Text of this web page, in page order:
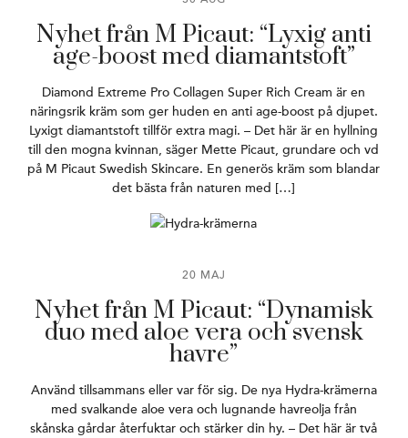
Nyhet från M Picaut: “Lyxig anti
age-boost med diamantstoft”
Diamond Extreme Pro Collagen Super Rich Cream är en
näringsrik kräm som ger huden en anti age-boost på djupet.
Lyxigt diamantstoft tillför extra magi. – Det här är en hyllning
till den mogna kvinnan, säger Mette Picaut, grundare och vd
på M Picaut Swedish Skincare. En generös kräm som blandar
det bästa från naturen med […]
20 MAJ
Nyhet från M Picaut: “Dynamisk
duo med aloe vera och svensk
havre”
Använd tillsammans eller var för sig. De nya Hydra-krämerna
med svalkande aloe vera och lugnande havreolja från
skånska gårdar återfuktar och stärker din hy. – Det här är två